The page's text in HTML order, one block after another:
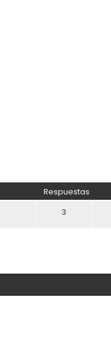
Respuestas
3